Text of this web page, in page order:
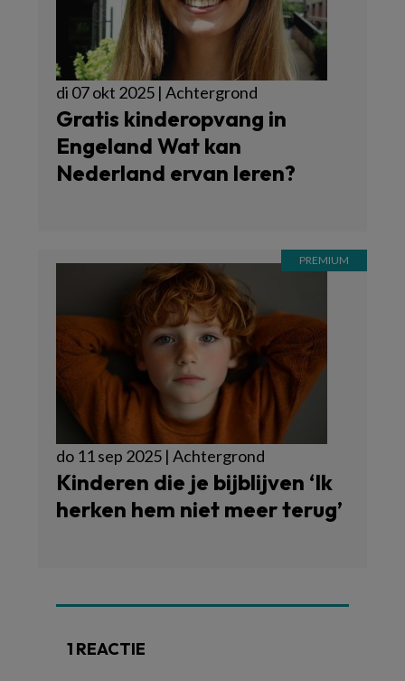
di 07 okt 2025 | Achtergrond
Gratis kinderopvang in
Engeland Wat kan
Nederland ervan leren?
do 11 sep 2025 | Achtergrond
Kinderen die je bijblijven ‘Ik
herken hem niet meer terug’
1 REACTIE